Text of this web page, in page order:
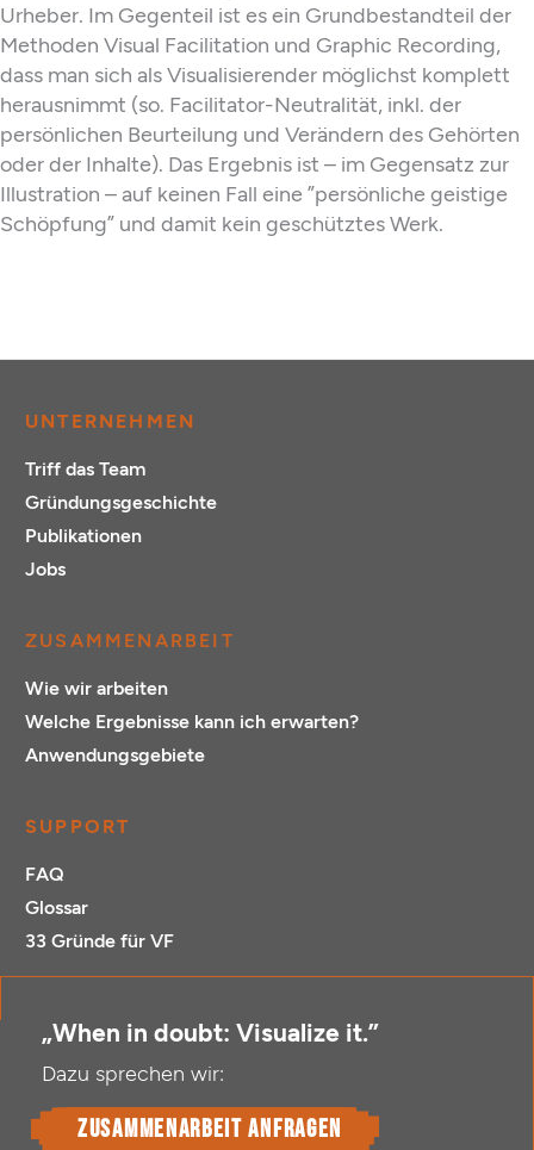
Urheber. Im Gegenteil ist es ein Grundbestandteil der
Methoden Visual Facilitation und Graphic Recording,
dass man sich als Visualisierender möglichst komplett
herausnimmt (so. Facilitator-Neutralität, inkl. der
persönlichen Beurteilung und Verändern des Gehörten
oder der Inhalte). Das Ergebnis ist – im Gegensatz zur
Illustration – auf keinen Fall eine ”persönliche geistige
Schöpfung” und damit kein geschütztes Werk.
UNTERNEHMEN
Triff das Team
Gründungsgeschichte
Publikationen
Jobs
ZUSAMMENARBEIT
Wie wir arbeiten
Welche Ergebnisse kann ich erwarten?
Anwendungsgebiete
SUPPORT
FAQ
Glossar
33 Gründe für VF
„When in doubt: Visualize it.”
Dazu sprechen wir:
Zusammenarbeit anfragen